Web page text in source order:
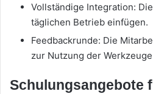
Vollständige Integration:
täglichen Betrieb einfügen.
Feedbackrunde: Die
zur Nutzung der
Schulungsangebote